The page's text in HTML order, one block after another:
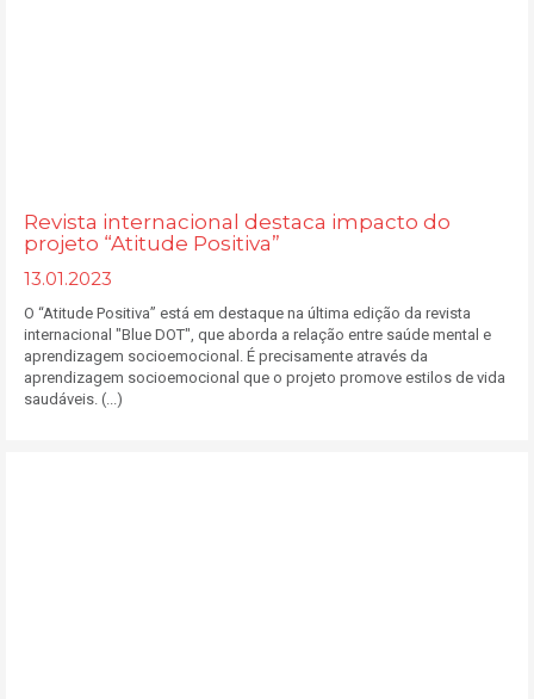
Revista internacional destaca impacto do
projeto “Atitude Positiva”
13.01.2023
O “Atitude Positiva” está em destaque na última edição da revista
internacional "Blue DOT", que aborda a relação entre saúde mental e
aprendizagem socioemocional. É precisamente através da
aprendizagem socioemocional que o projeto promove estilos de vida
saudáveis. (...)